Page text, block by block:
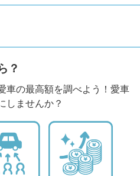
？
車の最高額を調べよう！愛車
しませんか？